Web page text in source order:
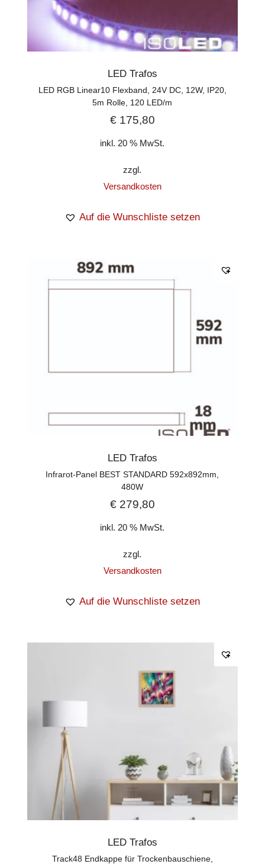
LED Trafos
LED RGB Linear10 Flexband, 24V DC, 12W, IP20,
5m Rolle, 120 LED/m
€175,80
inkl. 20 % MwSt.
zzgl.
Versandkosten
Auf die Wunschliste setzen
LED Trafos
Infrarot-Panel BEST STANDARD 592x892mm,
480W
€279,80
inkl. 20 % MwSt.
zzgl.
Versandkosten
Auf die Wunschliste setzen
LED Trafos
Track48 Endkappe für Trockenbauschiene,